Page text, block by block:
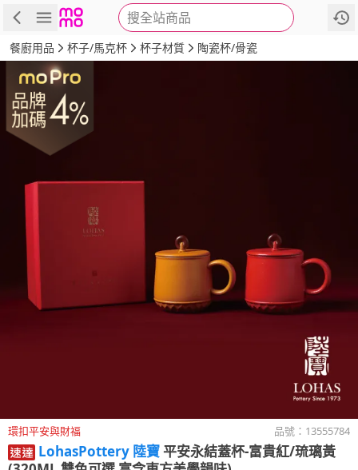
搜全站商品
商品 評價 詳情
餐廚用品 杯子/馬克杯 杯子材質 陶瓷杯/骨瓷
環扣平安與財福 品號： 13555784
LohasPottery 陸寶 平安永結蓋杯-富貴紅/琉璃黃